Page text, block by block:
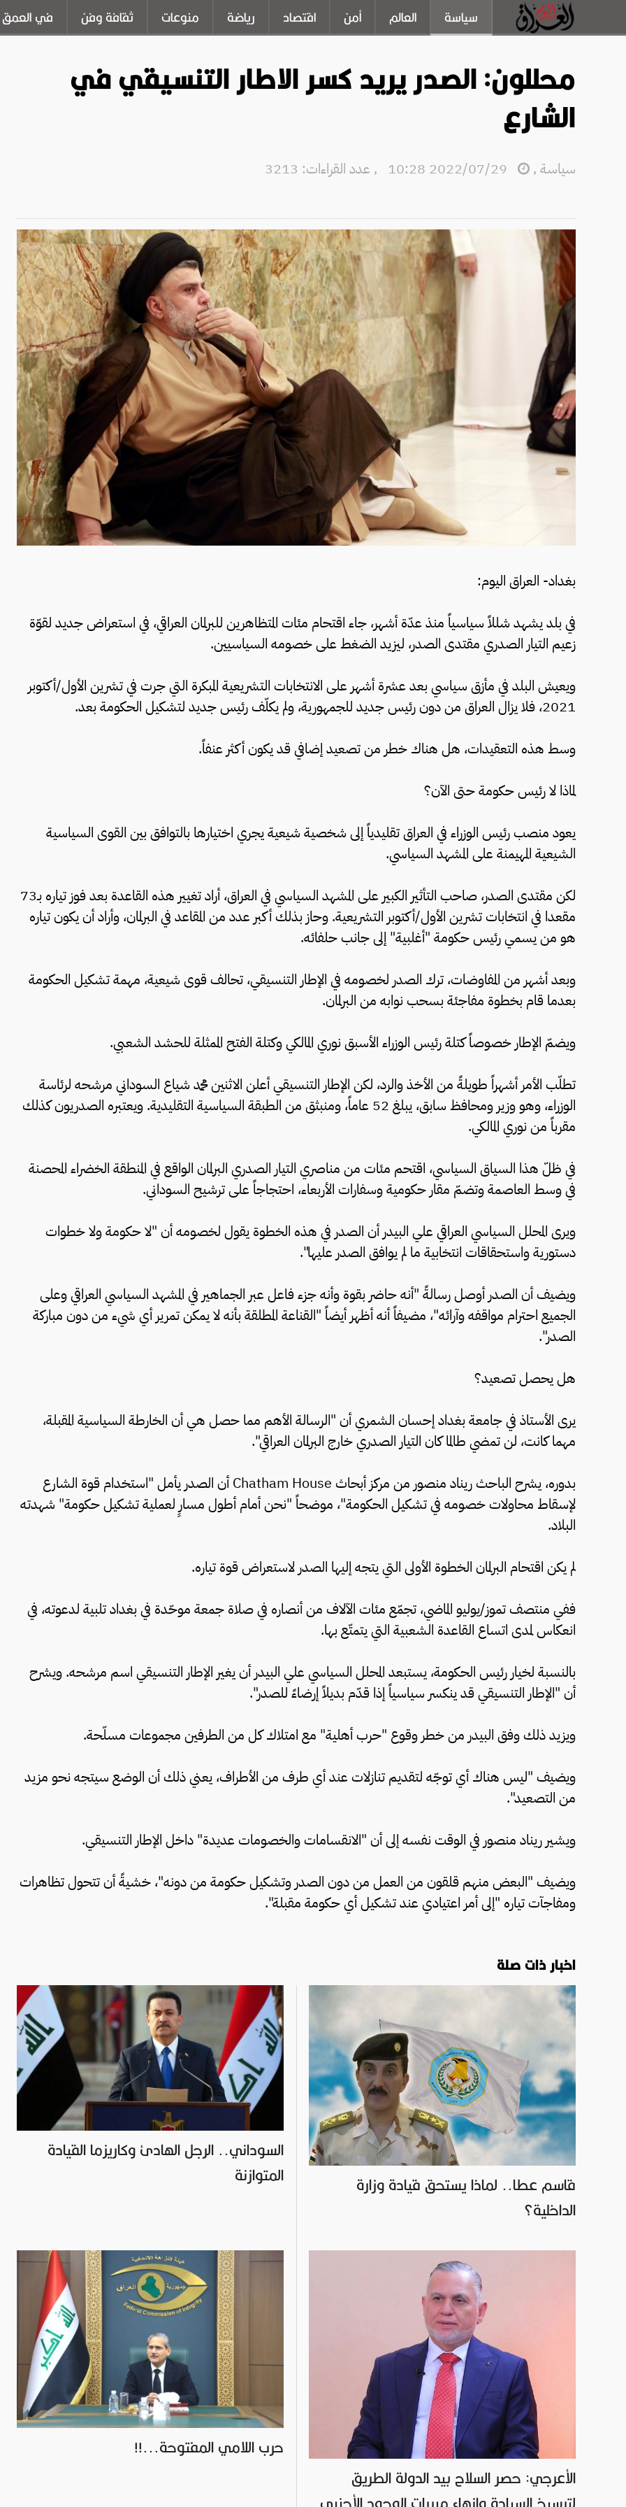
سياسة العالم أمن اقتصاد رياضة منوعات ثقافة وفن في العمق
محللون: الصدر يريد كسر الاطار التنسيقي في
الشارع
سياسة ,
, عدد القراءات: 3213
بغداد- العراق اليوم:
في بلد يشهد شللاً سياسياً منذ عدّة أشهر، جاء اقتحام مئات المتظاهرين للبرلمان العراقي، في استعراض جديد لقوّة
زعيم التيار الصدري مقتدى الصدر، ليزيد الضغط على خصومه السياسيين.
ويعيش البلد في مأزق سياسي بعد عشرة أشهر على الانتخابات التشريعية المبكرة التي جرت في تشرين الأول/أكتوبر
2021، فلا يزال العراق من دون رئيس جديد للجمهورية، ولم يكلّف رئيس جديد لتشكيل الحكومة بعد.
وسط هذه التعقيدات، هل هناك خطر من تصعيد إضافي قد يكون أكثر عنفاً.
لماذا لا رئيس حكومة حتى الآن؟
يعود منصب رئيس الوزراء في العراق تقليدياً إلى شخصية شيعية يجري اختيارها بالتوافق بين القوى السياسية
الشيعية المهيمنة على المشهد السياسي.
لكن مقتدى الصدر، صاحب التأثير الكبير على المشهد السياسي في العراق، أراد تغيير هذه القاعدة بعد فوز تياره بـ73
مقعدا في انتخابات تشرين الأول/أكتوبر التشريعية. وحاز بذلك أكبر عدد من المقاعد في البرلمان، وأراد أن يكون تياره
هو من يسمي رئيس حكومة "أغلبية" إلى جانب حلفائه.
وبعد أشهر من المفاوضات، ترك الصدر لخصومه في الإطار التنسيقي، تحالف قوى شيعية، مهمة تشكيل الحكومة
بعدما قام بخطوة مفاجئة بسحب نوابه من البرلمان.
ويضمّ الإطار خصوصاً كتلة رئيس الوزراء الأسبق نوري المالكي وكتلة الفتح الممثلة للحشد الشعبي.
تطلّب الأمر أشهراً طويلةً من الأخذ والرد، لكن الإطار التنسيقي أعلن الاثنين محمد شياع السوداني مرشحه لرئاسة
الوزراء، وهو وزير ومحافظ سابق، يبلغ 52 عاماً، ومنبثق من الطبقة السياسية التقليدية. ويعتبره الصدريون كذلك
مقرباً من نوري المالكي.
في ظلّ هذا السياق السياسي، اقتحم مئات من مناصري التيار الصدري البرلمان الواقع في المنطقة الخضراء المحصنة
في وسط العاصمة وتضمّ مقار حكومية وسفارات الأربعاء، احتجاجاً على ترشيح السوداني.
ويرى المحلل السياسي العراقي علي البيدر أن الصدر في هذه الخطوة يقول لخصومه أن "لا حكومة ولا خطوات
دستورية واستحقاقات انتخابية ما لم يوافق الصدر عليها".
ويضيف أن الصدر أوصل رسالةً "أنه حاضر بقوة وأنه جزء فاعل عبر الجماهير في المشهد السياسي العراقي وعلى
الجميع احترام مواقفه وآرائه"، مضيفاً أنه أظهر أيضاً "القناعة المطلقة بأنه لا يمكن تمرير أي شيء من دون مباركة
الصدر".
هل يحصل تصعيد؟
يرى الأستاذ في جامعة بغداد إحسان الشمري أن "الرسالة الأهم مما حصل هي أن الخارطة السياسية المقبلة،
مهما كانت، لن تمضي طالما كان التيار الصدري خارج البرلمان العراقي".
بدوره، يشرح الباحث ريناد منصور من مركز أبحاث Chatham House أن الصدر يأمل "استخدام قوة الشارع
لإسقاط محاولات خصومه في تشكيل الحكومة"، موضحاً "نحن أمام أطول مسارٍ لعملية تشكيل حكومة" شهدته
البلاد.
لم يكن اقتحام البرلمان الخطوة الأولى التي يتجه إليها الصدر لاستعراض قوة تياره.
ففي منتصف تموز/يوليو الماضي، تجمّع مئات الآلاف من أنصاره في صلاة جمعة موحّدة في بغداد تلبية لدعوته، في
انعكاس لمدى اتساع القاعدة الشعبية التي يتمتّع بها.
بالنسبة لخيار رئيس الحكومة، يستبعد المحلل السياسي علي البيدر أن يغير الإطار التنسيقي اسم مرشحه. ويشرح
أن "الإطار التنسيقي قد ينكسر سياسياً إذا قدّم بديلاً إرضاءً للصدر".
ويزيد ذلك وفق البيدر من خطر وقوع "حرب أهلية" مع امتلاك كل من الطرفين مجموعات مسلّحة.
ويضيف "ليس هناك أي توجّه لتقديم تنازلات عند أي طرف من الأطراف، يعني ذلك أن الوضع سيتجه نحو مزيد
من التصعيد".
ويشير ريناد منصور في الوقت نفسه إلى أن "الانقسامات والخصومات عديدة" داخل الإطار التنسيقي.
ويضيف "البعض منهم قلقون من العمل من دون الصدر وتشكيل حكومة من دونه"، خشيةً أن تتحول تظاهرات
ومفاجآت تياره "إلى أمر اعتيادي عند تشكيل أي حكومة مقبلة".
اخبار ذات صلة
السوداني.. الرجل الهادئ وكاريزما القيادة
المتوازنة
قاسم عطا.. لماذا يستحق قيادة وزارة
الداخلية؟
حرب اللامي المفتوحة...!!
الأعرجي: حصر السلاح بيد الدولة الطريق
لترسيخ السيادة وإنهاء مبررات الوجود الأجنبي